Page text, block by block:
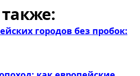
городов без пробок: